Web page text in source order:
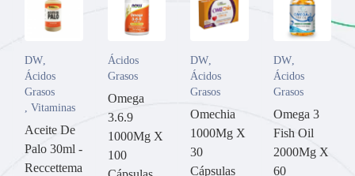
DW
Ácidos
Grasos
Vitaminas
Aceite De
Palo 30ml -
Reccettema
Ácidos
Grasos
Omega
3.6.9
1000Mg X
100
DW
Ácidos
Grasos
Omechia
1000Mg X
30
Cápsulas
DW,
Ácidos
Grasos
Omega 3
Fish Oil
2000Mg X
60